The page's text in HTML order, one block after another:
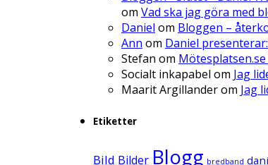
om Vad ska jag göra med
Daniel om Bloggen –
Ann om Daniel
Stefan om
Socialt inkapabel om Jag
Maarit Argillanderom Jag
Etiketter
Bild Bilder Blogg bredband